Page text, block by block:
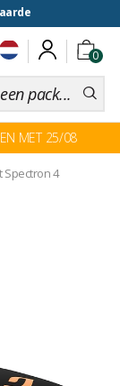
0
MET 25/08
Spectron 4